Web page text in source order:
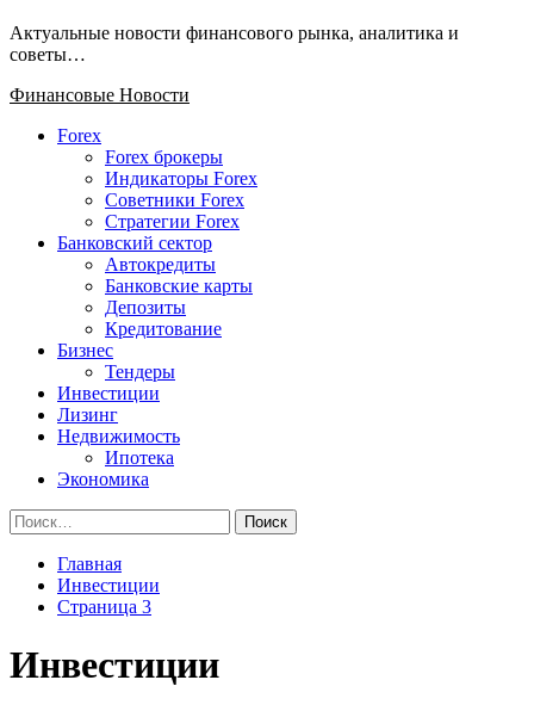
Актуальные новости финансового рынка, аналитика и
советы…
Основное
Финансовые Новости
Forex
Forex брокеры
Индикаторы Forex
Советники Forex
Стратегии Forex
Банковский сектор
Автокредиты
Банковские карты
Депозиты
Кредитование
Бизнес
Тендеры
Инвестиции
Лизинг
Недвижимость
Ипотека
Экономика
Найти:
Главная
Инвестиции
Страница 3
Инвестиции